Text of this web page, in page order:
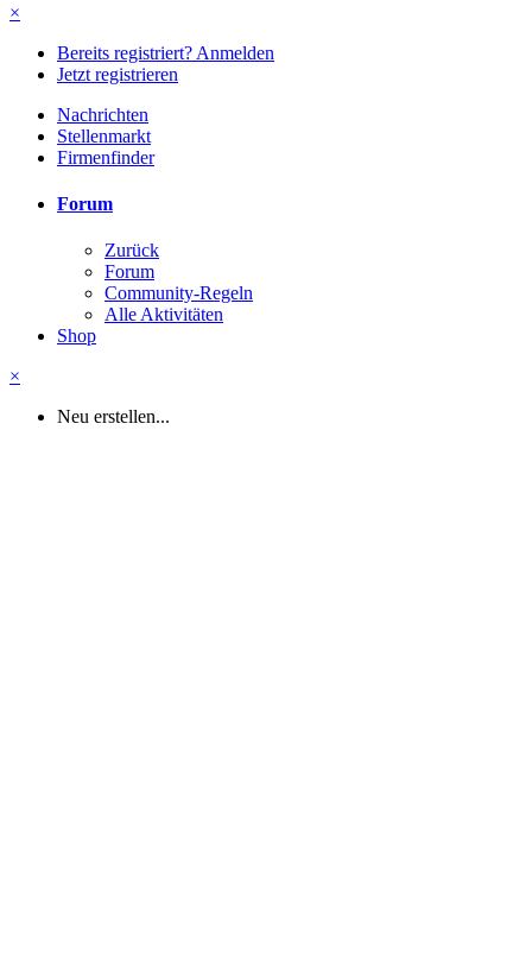
×
Bereits registriert? Anmelden
Jetzt registrieren
Nachrichten
Stellenmarkt
Firmenfinder
Forum
Zurück
Forum
Community-Regeln
Alle Aktivitäten
Shop
×
Neu erstellen...